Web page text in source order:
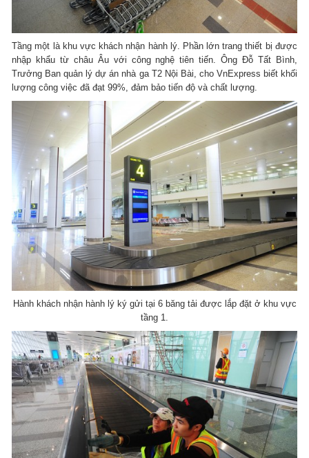
Tầng một là khu vực khách nhận hành lý. Phần lớn trang thiết bị được
nhập khẩu từ châu Âu với công nghệ tiên tiến. Ông Đỗ Tất Bình,
Trưởng Ban quản lý dự án nhà ga T2 Nội Bài, cho VnExpress biết khối
lượng công việc đã đạt 99%, đảm bảo tiến độ và chất lượng.
Hành khách nhận hành lý ký gửi tại 6 băng tải được lắp đặt ở khu vực
tầng 1.